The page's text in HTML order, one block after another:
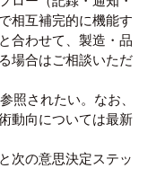
相互補完的に機能す
と合わせて、製造・品
場合はご相談いただ
照されたい。なお、
動向については最新
次の意思決定ステッ